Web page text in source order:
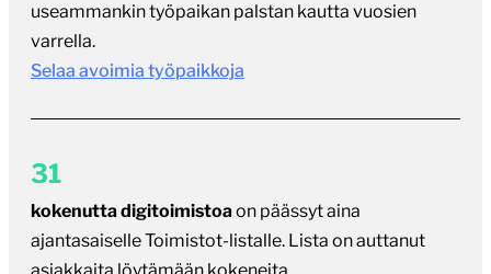
useammankin työpaikan palstan kautta vuosien
varrella.
Selaa avoimia työpaikkoja
31
kokenutta digitoimistoaon päässyt aina
ajantasaiselle Toimistot-listalle. Lista on auttanut